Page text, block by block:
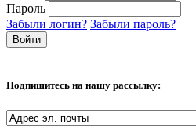
Пароль
Забыли логин? Забыли пароль?
Подпишитесь на нашу рассылку: